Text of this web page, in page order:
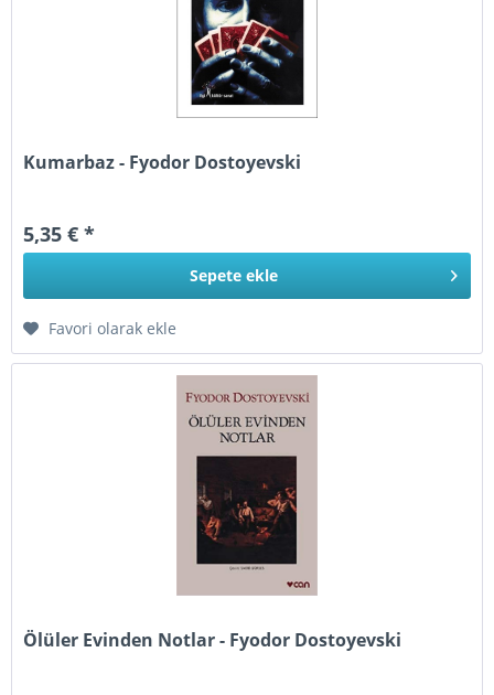
Kumarbaz - Fyodor Dostoyevski
5,35 € *
Sepete ekle
Favori olarak ekle
Ölüler Evinden Notlar - Fyodor Dostoyevski